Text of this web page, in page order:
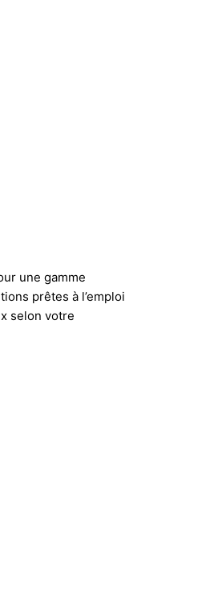
une gamme
prêtes à l’emploi
selon votre